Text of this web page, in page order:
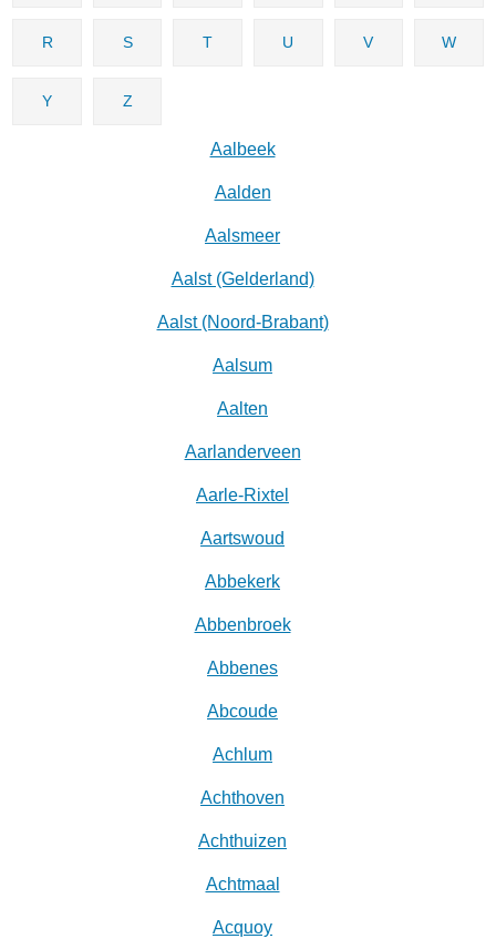
R S T U V W
Y Z
Aalbeek
Aalden
Aalsmeer
Aalst (Gelderland)
Aalst (Noord-Brabant)
Aalsum
Aalten
Aarlanderveen
Aarle-Rixtel
Aartswoud
Abbekerk
Abbenbroek
Abbenes
Abcoude
Achlum
Achthoven
Achthuizen
Achtmaal
Acquoy